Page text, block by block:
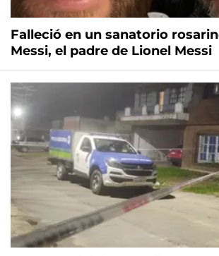
Falleció en un sanatorio
Messi, el padre de Lionel Messi